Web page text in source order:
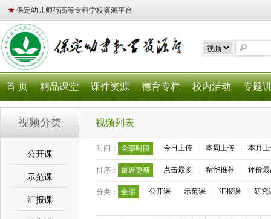
★ 保定幼儿师范高等专科学校资源平台
首 页 精品课堂 课件资源 德育专栏 校内活动 专题
视频分类
公开课
示范课
汇报课
视频列表
时间： 全部时段 今日上传 本周上传 本月
排序： 最近更新 点击最多 精华推荐 评价
分类： 全部 公开课 示范课 汇报课 研究